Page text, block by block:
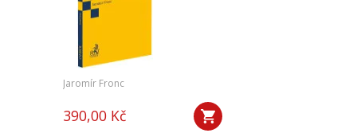
Jaromír Fronc
390,00 Kč